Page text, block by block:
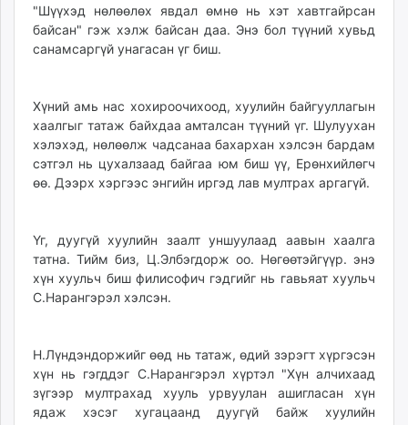
"Шүүхэд нөлөөлөх явдал өмнө нь хэт хавтгайрсан
байсан" гэж хэлж байсан даа. Энэ бол түүний хувьд
санамсаргүй унагасан үг биш.
Хүний амь нас хохироочихоод, хуулийн байгууллагын
хаалгыг татаж байхдаа амталсан түүний үг. Шулуухан
хэлэхэд, нөлөөлж чадсанаа бахархан хэлсэн бардам
сэтгэл нь цухалзаад байгаа юм биш үү, Ерөнхийлөгч
өө. Дээрх хэргээс энгийн иргэд лав мултрах аргагүй.
Үг, дуугүй хуулийн заалт уншуулаад аавын хаалга
татна. Тийм биз, Ц.Элбэгдорж оо. Нөгөөтэйгүүр. энэ
хүн хуульч биш филисофич гэдгийг нь гавьяат хуульч
С.Нарангэрэл хэлсэн.
Н.Лүндэндоржийг өөд нь татаж, өдий зэрэгт хүргэсэн
хүн нь гэгддэг С.Нарангэрэл хүртэл "Хүн алчихаад
зүгээр мултрахад хууль урвуулан ашигласан хүн
ядаж хэсэг хугацаанд дуугүй байж хуулийн